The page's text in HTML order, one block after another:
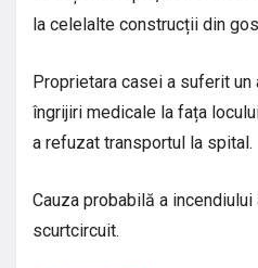
la celelalte construcții din
Proprietara casei a suferit
îngrijiri medicale la fața
a refuzat transportul la spital.
Cauza probabilă a
scurtcircuit.